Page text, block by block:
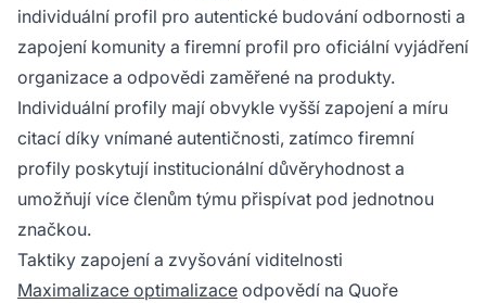
individuální profil pro autentické budování odbornosti a
zapojení komunity a firemní profil pro oficiální vyjádření
organizace a odpovědi zaměřené na produkty.
Individuální profily mají obvykle vyšší zapojení a míru
citací díky vnímané autentičnosti, zatímco firemní
profily poskytují institucionální důvěryhodnost a
umožňují více členům týmu přispívat pod jednotnou
značkou.
Taktiky zapojení a zvyšování viditelnosti
Maximalizace optimalizace odpovědí na Quoře